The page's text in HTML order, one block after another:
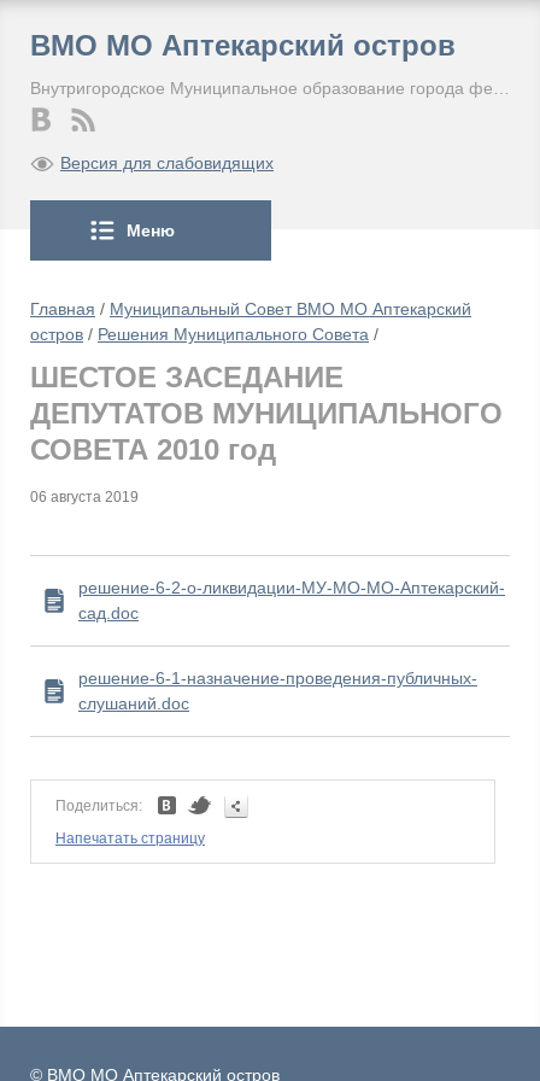
ВМО МО Аптекарский остров
Версия для слабовидящих
Меню
Главная / Муниципальный Совет ВМО МО Аптекарский
остров / Решения Муниципального Совета /
ШЕСТОЕ ЗАСЕДАНИЕ
ДЕПУТАТОВ МУНИЦИПАЛЬНОГО
СОВЕТА 2010 год
06 августа 2019
решение-6-2-о-ликвидации-МУ-МО-МО-Аптекарский-
сад.doc
решение-6-1-назначение-проведения-публичных-
слушаний.doc
Поделиться:
Напечатать страницу
© ВМО МО Аптекарский остров